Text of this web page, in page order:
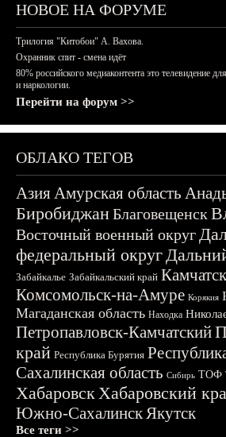
НОВОЕ НА ФОРУМЕ
Трилогия "Китобои" А. Вахова.
Охранник спит - смена идёт
80% российского медиаконтента это телевидение
и наркологии.
Перейти на форум >>
ОБЛАКО ТЕГОВ
АзияАмурская область
БиробиджанБлаговещенск
Восточный военный округ
федеральный округ
Забайкалье Забайкальский край
Комсомольск-на-Амуре Корякия
Магаданская область Находка
Петропавловск-Камчатский
край Республика Бурятия
Сахалинская область Сибирь ТОФ
ХабаровскХабаровский
Южно-СахалинскЯкутск
Все теги >>